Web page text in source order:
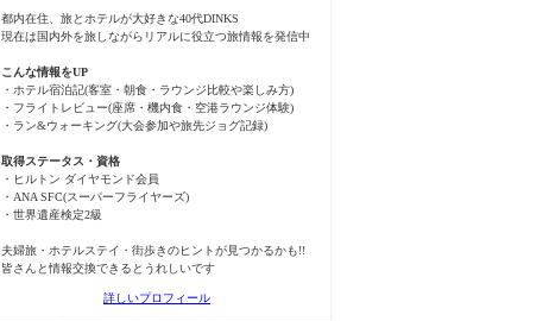
都内在住、旅とホテルが大好きな40代DINKS
現在は国内外を旅しながらリアルに役立つ旅情報を発信中
こんな情報をUP
・ホテル宿泊記(客室・朝食・ラウンジ比較や楽しみ方)
・フライトレビュー(座席・機内食・空港ラウンジ体験)
・ラン&ウォーキング(大会参加や旅先ジョグ記録)
取得ステータス・資格
・ヒルトン ダイヤモンド会員
・ANA SFC(スーパーフライヤーズ)
・世界遺産検定2級
夫婦旅・ホテルステイ・街歩きのヒントが見つかるかも!!
皆さんと情報交換できるとうれしいです
詳しいプロフィール